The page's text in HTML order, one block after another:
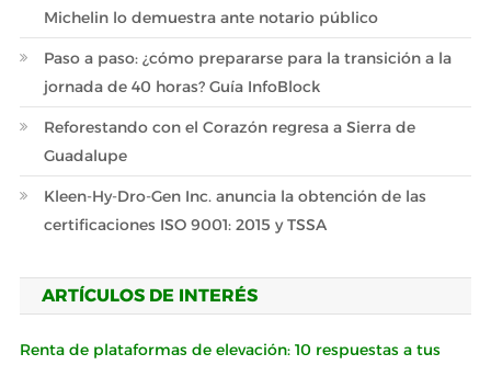
Michelin lo demuestra ante notario público
Paso a paso: ¿cómo prepararse para la transición a la
jornada de 40 horas? Guía InfoBlock
Reforestando con el Corazón regresa a Sierra de
Guadalupe
Kleen-Hy-Dro-Gen Inc. anuncia la obtención de las
certificaciones ISO 9001: 2015 y TSSA
ARTÍCULOS DE INTERÉS
Renta de plataformas de elevación: 10 respuestas a tus